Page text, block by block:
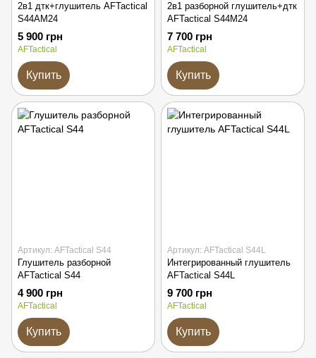
2в1 дтк+глушитель AFTactical
S44AM24
5 900 грн
AFTactical
Купить
2в1 разборной глушитель+дтк
AFTactical S44M24
7 700 грн
AFTactical
Купить
Артикул: AFTactical S44
Глушитель разборной
AFTactical S44
4 900 грн
AFTactical
Купить
Артикул: AFTactical S44L
Интегрированный глушитель
AFTactical S44L
9 700 грн
AFTactical
Купить